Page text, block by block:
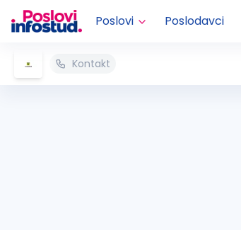
Poslovi Poslodavci
Kontakt